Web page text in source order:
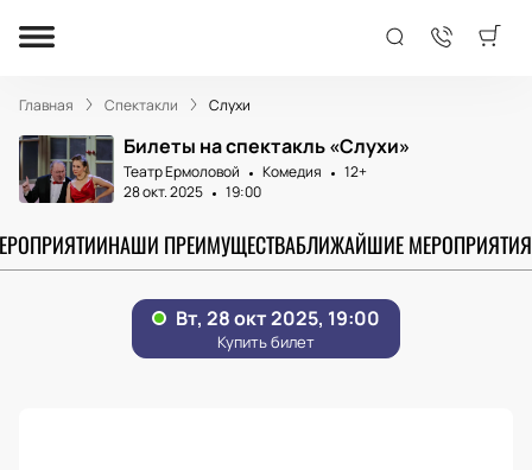
Главная Спектакли Слухи
Билеты на спектакль «Слухи»
Театр Ермоловой Комедия
12+
28 окт. 2025
19:00
НАШИ ПРЕИМУЩЕСТВАБЛИЖАЙШИЕ МЕРОПРИЯТИЯ